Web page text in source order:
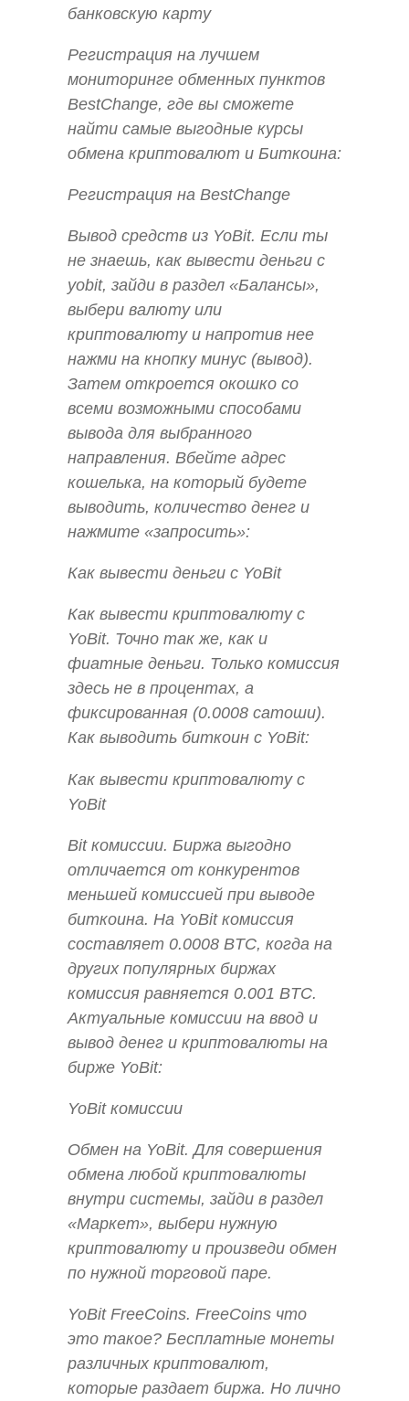
банковскую карту
Регистрация на лучшем
мониторинге обменных пунктов
BestChange, где вы сможете
найти самые выгодные курсы
обмена криптовалют и Биткоина:
Регистрация на BestChange
Вывод средств из YoBit. Если ты
не знаешь, как вывести деньги с
yobit, зайди в раздел «Балансы»,
выбери валюту или
криптовалюту и напротив нее
нажми на кнопку минус (вывод).
Затем откроется окошко со
всеми возможными способами
вывода для выбранного
направления. Вбейте адрес
кошелька, на который будете
выводить, количество денег и
нажмите «запросить»:
Как вывести деньги с YoBit
Как вывести криптовалюту с
YoBit. Точно так же, как и
фиатные деньги. Только комиссия
здесь не в процентах, а
фиксированная (0.0008 сатоши).
Как выводить биткоин с YoBit:
Как вывести криптовалюту с
YoBit
Bit комиссии. Биржа выгодно
отличается от конкурентов
меньшей комиссией при выводе
биткоина. На YoBit комиссия
составляет 0.0008 BTC, когда на
других популярных биржах
комиссия равняется 0.001 BTC.
Актуальные комиссии на ввод и
вывод денег и криптовалюты на
бирже YoBit:
YoBit комиссии
Обмен на YoBit. Для совершения
обмена любой криптовалюты
внутри системы, зайди в раздел
«Маркет», выбери нужную
криптовалюту и произведи обмен
по нужной торговой паре.
YoBit FreeCoins. FreeCoins что
это такое? Бесплатные монеты
различных криптовалют,
которые раздает биржа. Но лично